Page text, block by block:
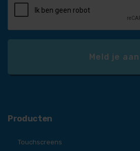
Producten
Touchscreens